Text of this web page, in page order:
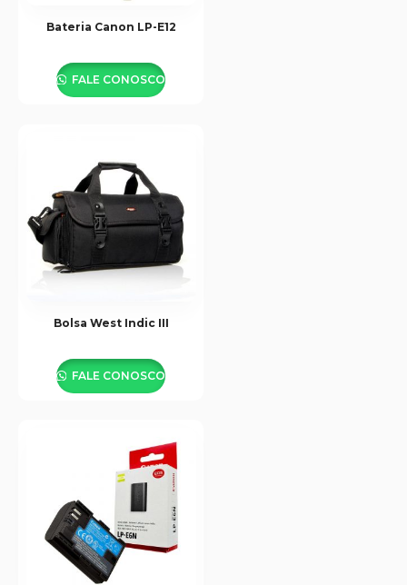
Bateria Canon LP-E12
FALE CONOSCO
Bolsa West Indic III
FALE CONOSCO